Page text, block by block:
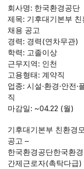
회사명: 한국환경공단
제목: 기후대기본부
채용 공고
경력: 경력(연차무관)
학력: 고졸이상
근무지역: 인천
고용형태: 계약직
업종: 시설·환경·안전·
직
마감일: ~04.22 (월)
기후대기본부 친환경
공고 –
한국환경공단한국환
간제근로자(촉탁다급